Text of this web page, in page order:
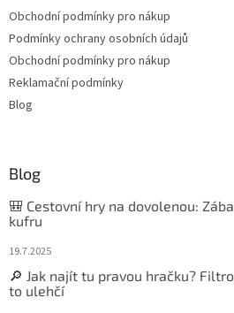
Obchodní podmínky pro nákup
Podmínky ochrany osobních údajů
Obchodní podmínky pro nákup
Reklamační podmínky
Blog
Blog
🎒 Cestovní hry na dovolenou:
kufru
19.7.2025
🔎 Jak najít tu pravou hračku?
to ulehčí